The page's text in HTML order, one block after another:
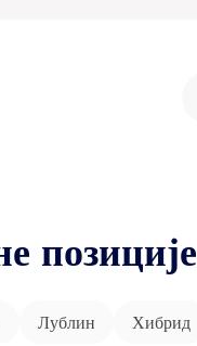
позиције
Лублин Хибрид